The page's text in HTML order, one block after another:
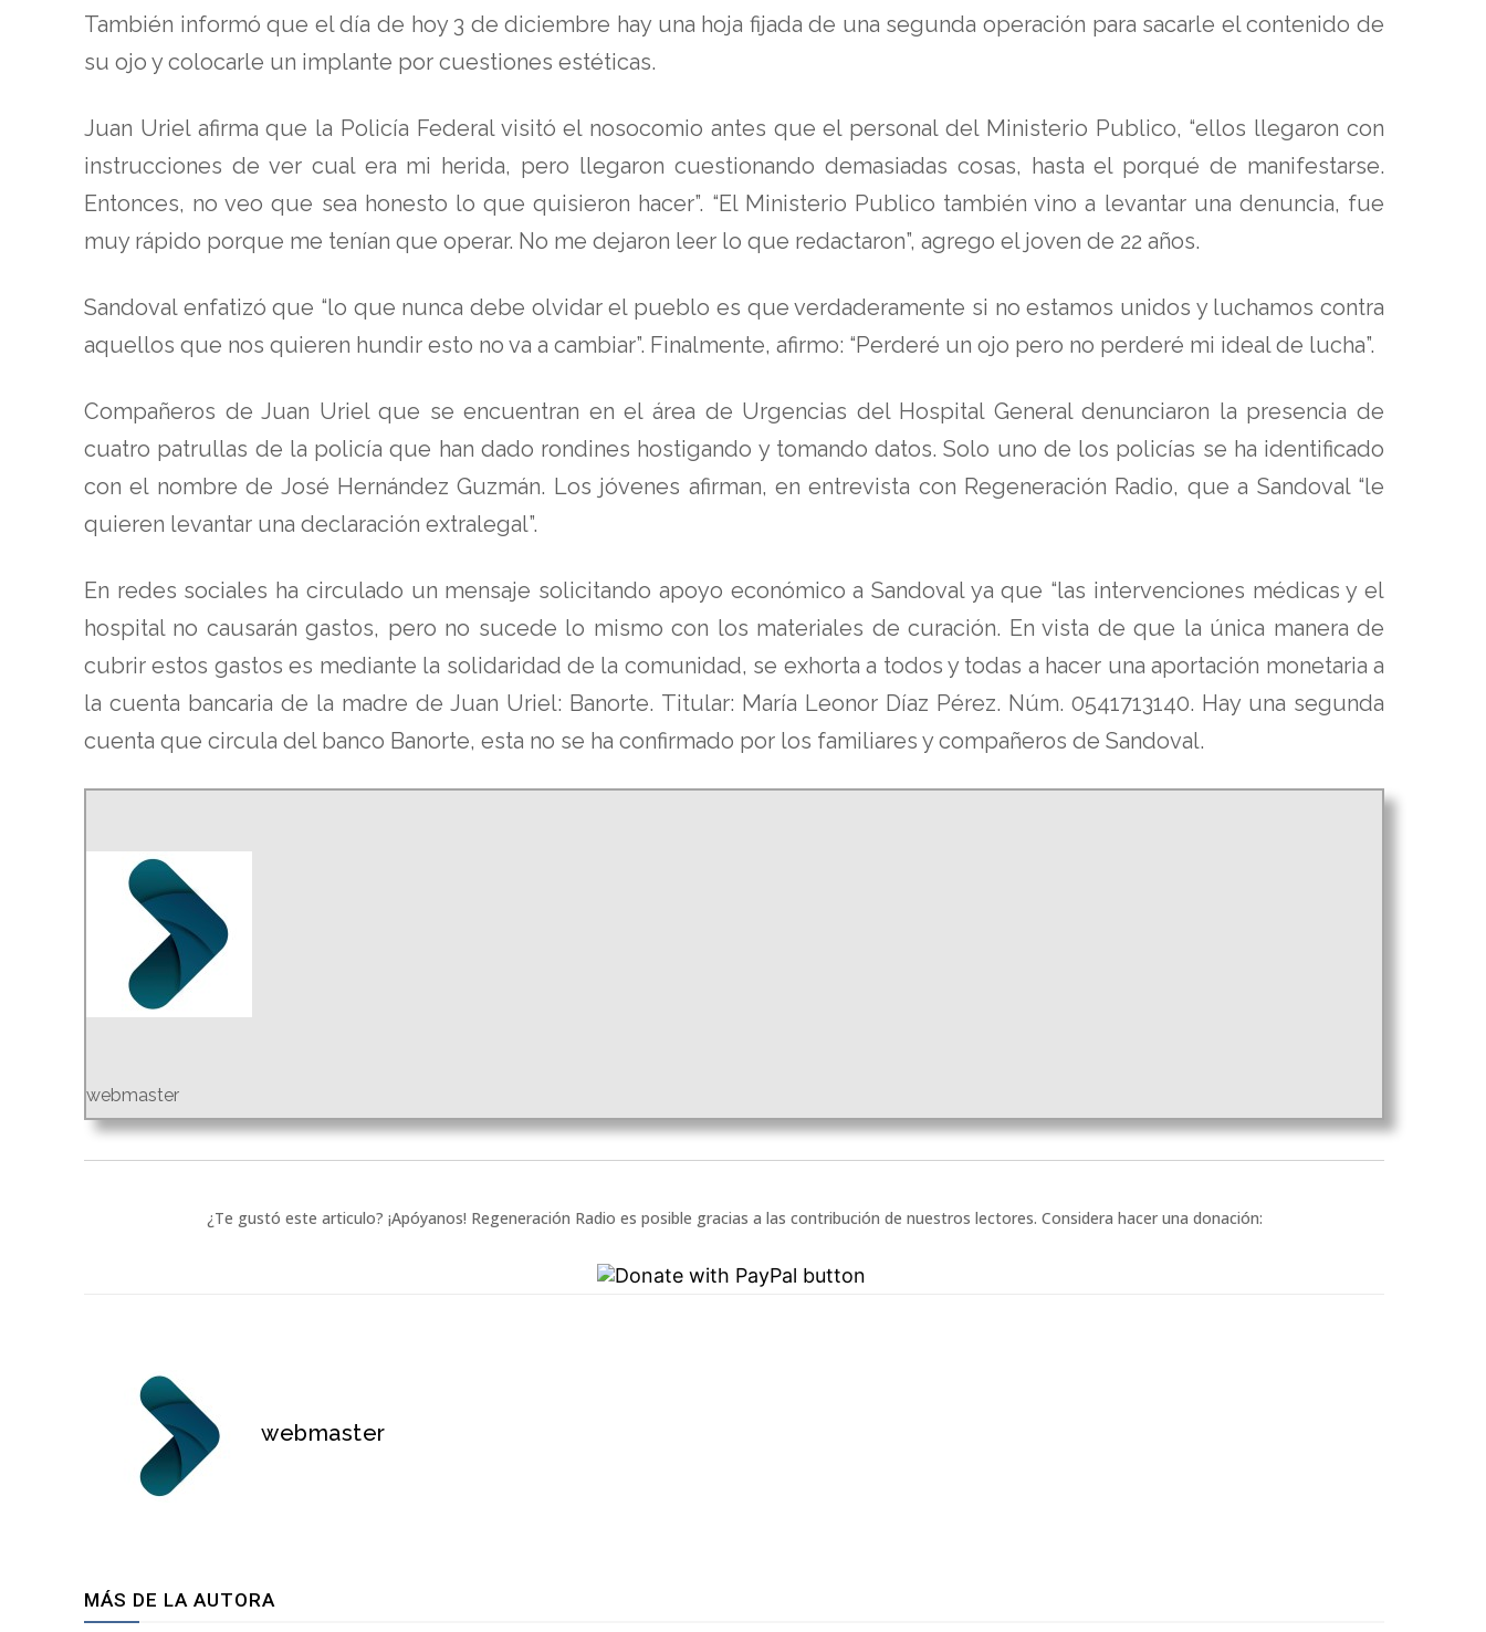
También informó que el día de hoy 3 de diciembre hay una hoja fijada de una segunda operación para sacarle el contenido de
su ojo y colocarle un implante por cuestiones estéticas.
Juan Uriel afirma que la Policía Federal visitó el nosocomio antes que el personal del Ministerio Publico, “ellos llegaron con
instrucciones de ver cual era mi herida, pero llegaron cuestionando demasiadas cosas, hasta el porqué de manifestarse.
Entonces, no veo que sea honesto lo que quisieron hacer”. “El Ministerio Publico también vino a levantar una denuncia, fue
muy rápido porque me tenían que operar. No me dejaron leer lo que redactaron”, agrego el joven de 22 años.
Sandoval enfatizó que “lo que nunca debe olvidar el pueblo es que verdaderamente si no estamos unidos y luchamos contra
aquellos que nos quieren hundir esto no va a cambiar”. Finalmente, afirmo: “Perderé un ojo pero no perderé mi ideal de lucha”.
Compañeros de Juan Uriel que se encuentran en el área de Urgencias del Hospital General denunciaron la presencia de
cuatro patrullas de la policía que han dado rondines hostigando y tomando datos. Solo uno de los policías se ha identificado
con el nombre de José Hernández Guzmán. Los jóvenes afirman, en entrevista con Regeneración Radio, que a Sandoval “le
quieren levantar una declaración extralegal”.
En redes sociales ha circulado un mensaje solicitando apoyo económico a Sandoval ya que “las intervenciones médicas y el
hospital no causarán gastos, pero no sucede lo mismo con los materiales de curación. En vista de que la única manera de
cubrir estos gastos es mediante la solidaridad de la comunidad, se exhorta a todos y todas a hacer una aportación monetaria a
la cuenta bancaria de la madre de Juan Uriel: Banorte. Titular: María Leonor Díaz Pérez. Núm. 0541713140. Hay una segunda
cuenta que circula del banco Banorte, esta no se ha confirmado por los familiares y compañeros de Sandoval.
webmaster
¿Te gustó este articulo? ¡Apóyanos! Regeneración Radio es posible gracias a las contribución de nuestros lectores. Considera hacer una donación:
webmaster
MÁS DE LA AUTORA